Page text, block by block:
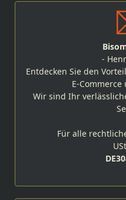
-
Entdecken Sie den
E-
Wir sind Ihr
Für alle